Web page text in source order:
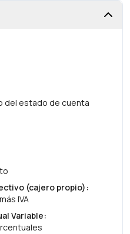
del estado de cuenta
(cajero propio) :
IVA
Variable: